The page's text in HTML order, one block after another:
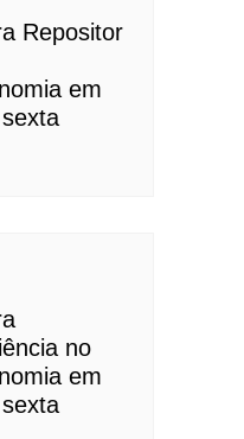
Repositor
em
no
em